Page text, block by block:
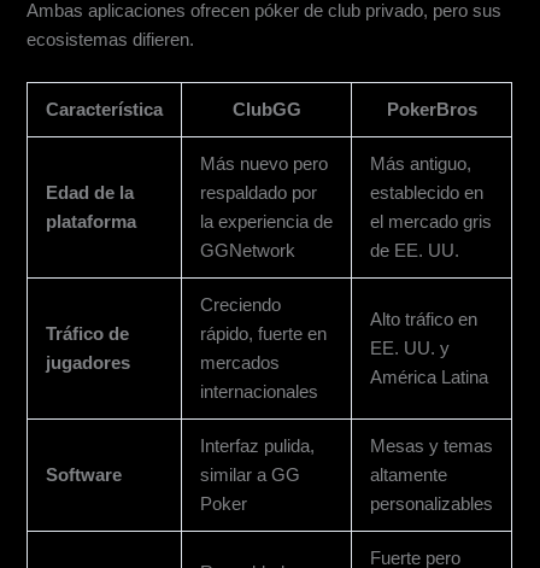
Ambas aplicaciones ofrecen póker de club privado, pero sus
ecosistemas difieren.
Característica ClubGG PokerBros
Edad de la
plataforma
Más nuevo pero
respaldado por
la experiencia de
GGNetwork
Más antiguo,
establecido en
el mercado gris
de EE. UU.
Tráfico de
jugadores
Creciendo
rápido, fuerte en
mercados
internacionales
Alto tráfico en
EE. UU. y
América Latina
Software
Interfaz pulida,
similar a GG
Poker
Mesas y temas
altamente
personalizables
Fuerte pero